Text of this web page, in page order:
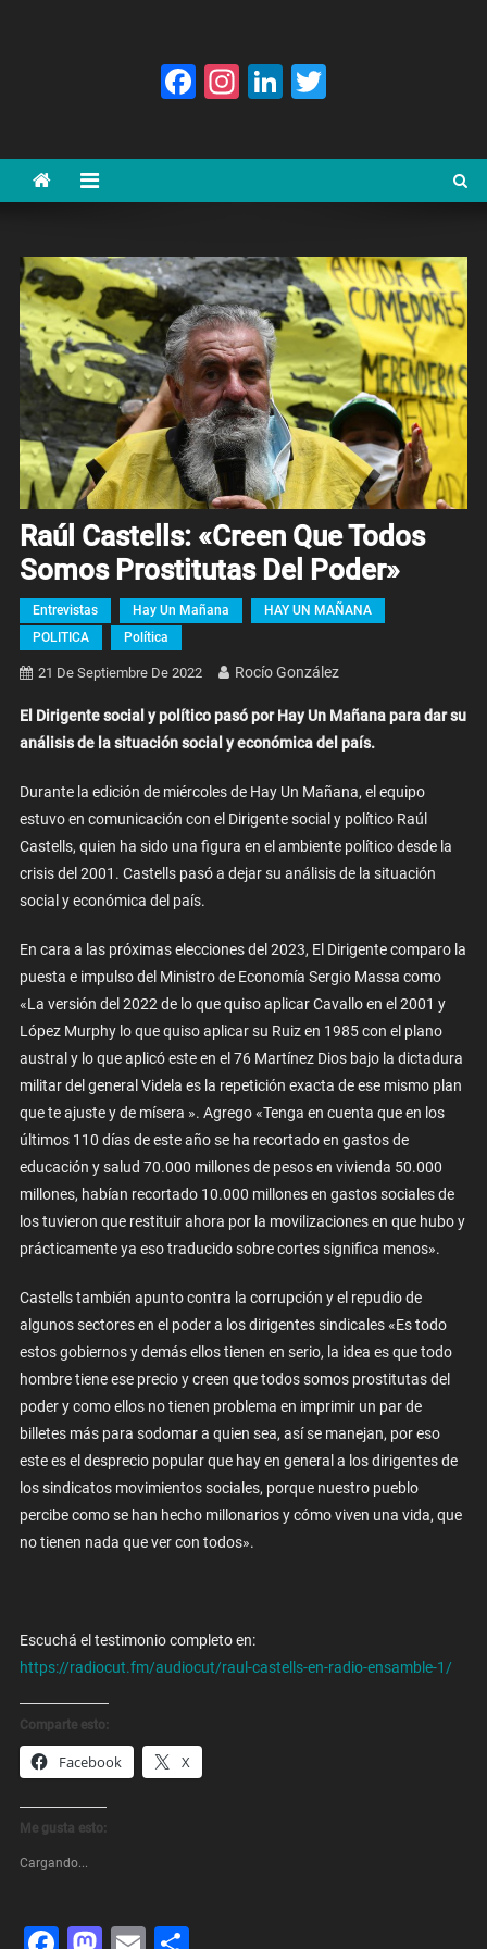
Facebook
Instagram
LinkedIn
Raúl Castells: «Creen Que Todos
Somos Prostitutas Del Poder»
Entrevistas Hay Un Mañana
HAY UN MAÑANA
POLITICA
Política
21 De Septiembre De 2022 Rocío González
El Dirigente social y político pasó por Hay Un Mañana para dar su
análisis de la situación social y económica del país.
Durante la edición de miércoles de Hay Un Mañana, el equipo
estuvo en comunicación con el Dirigente social y político Raúl
Castells, quien ha sido una figura en el ambiente político desde la
crisis del 2001. Castells pasó a dejar su análisis de la situación
social y económica del país.
En cara a las próximas elecciones del 2023, El Dirigente comparo la
puesta e impulso del Ministro de Economía Sergio Massa como
«La versión del 2022 de lo que quiso aplicar Cavallo en el 2001 y
López Murphy lo que quiso aplicar su Ruiz en 1985 con el plano
austral y lo que aplicó este en el 76 Martínez Dios bajo la dictadura
militar del general Videla es la repetición exacta de ese mismo plan
que te ajuste y de mísera ». Agrego «Tenga en cuenta que en los
últimos 110 días de este año se ha recortado en gastos de
educación y salud 70.000 millones de pesos en vivienda 50.000
millones, habían recortado 10.000 millones en gastos sociales de
los tuvieron que restituir ahora por la movilizaciones en que hubo y
prácticamente ya eso traducido sobre cortes significa menos».
Castells también apunto contra la corrupción y el repudio de
algunos sectores en el poder a los dirigentes sindicales «Es todo
estos gobiernos y demás ellos tienen en serio, la idea es que todo
hombre tiene ese precio y creen que todos somos prostitutas del
poder y como ellos no tienen problema en imprimir un par de
billetes más para sodomar a quien sea, así se manejan, por eso
este es el desprecio popular que hay en general a los dirigentes de
los sindicatos movimientos sociales, porque nuestro pueblo
percibe como se han hecho millonarios y cómo viven una vida, que
no tienen nada que ver con todos».
Escuchá el testimonio completo en:
https://radiocut.fm/audiocut/raul-castells-en-radio-ensamble-1/
Comparte esto:
Facebook X
Me gusta esto:
Cargando...